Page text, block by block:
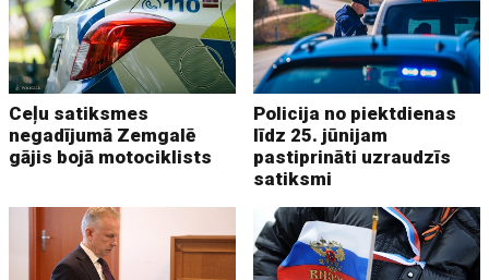
Ceļu satiksmes
negadījumā Zemgalē
gājis bojā motociklists
Policija no piektdienas
līdz 25. jūnijam
pastiprināti uzraudzīs
satiksmi